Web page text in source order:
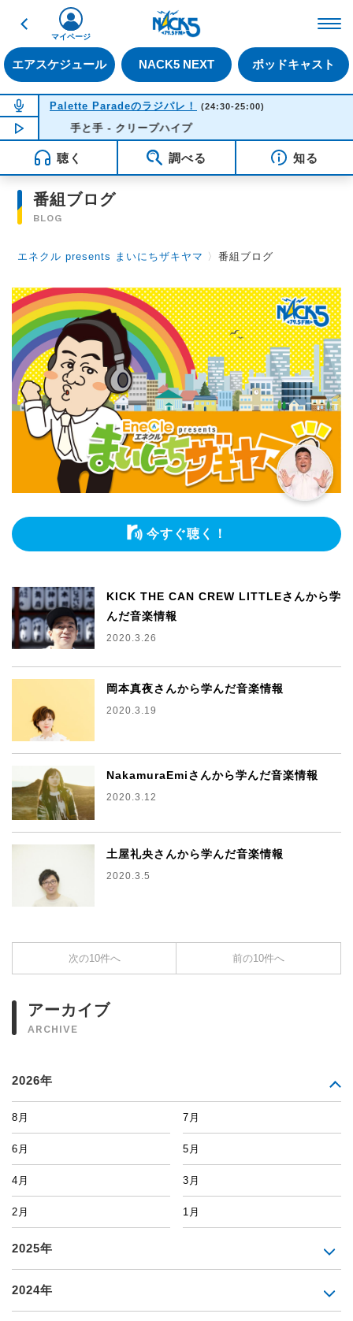
戻る
エアスケジュール NACK5 NEXT ポッドキャスト
マイページ
NOW ON AIR
Palette Paradeのラジパレ！ (24:30-25:00)
NOW PLAYING00:39
手と手 - クリープハイプ
聴く 調べる 知る
番組ブログ
BLOG
エネクル presents まいにちザキヤマ 〉番組ブログ
今すぐ聴く！
KICK THE CAN CREW LITTLEさんから学
んだ音楽情報
2020.3.26
岡本真夜さんから学んだ音楽情報
2020.3.19
NakamuraEmiさんから学んだ音楽情報
2020.3.12
土屋礼央さんから学んだ音楽情報
2020.3.5
次の10件へ 前の10件へ
アーカイブ
ARCHIVE
2026年
8月 7月
6月 5月
4月 3月
2月 1月
2025年
2024年